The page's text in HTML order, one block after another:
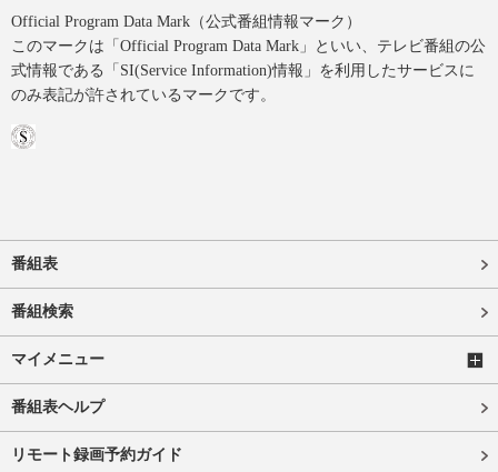
Official Program Data Mark（公式番組情報マーク）
このマークは「Official Program Data Mark」といい、テレビ番組の公
式情報である「SI(Service Information)情報」を利用したサービスに
のみ表記が許されているマークです。
番組表
番組検索
マイメニュー
番組表ヘルプ
リモート録画予約ガイド